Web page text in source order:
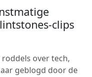
clips
over tech,
geblogd door de